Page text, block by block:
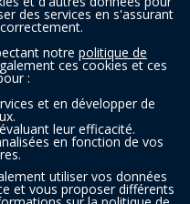
des services en s'assurant
notre politique de
ces cookies et ces
:
et en développer de
leur efficacité.
en fonction de vos
utiliser vos données
et vous proposer différents